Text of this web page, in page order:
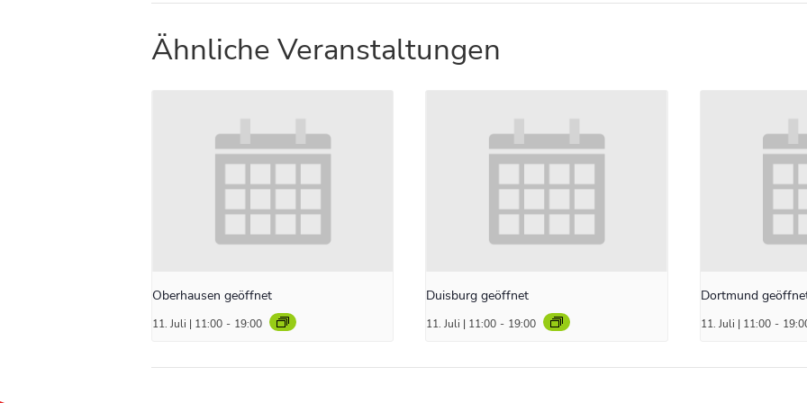
Ähnliche Veranstaltungen
Oberhausen geöffnet
11. Juli | 11:00 - 19:00
Duisburg geöffnet
11. Juli | 11:00 - 19:00
Dortmund
11. Juli | 11:00 -